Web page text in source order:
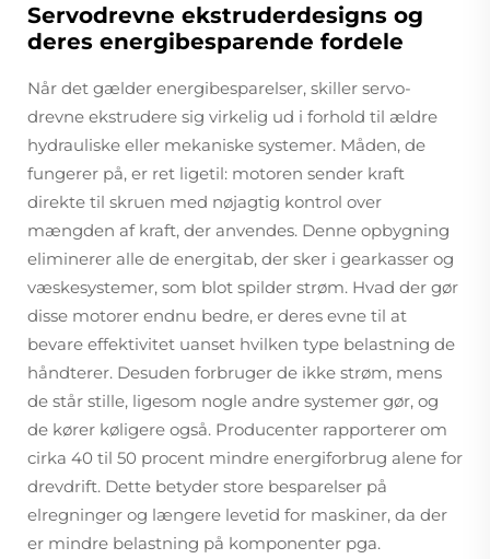
Servodrevne ekstruderdesigns og
deres energibesparende fordele
Når det gælder energibesparelser, skiller servo-
drevne ekstrudere sig virkelig ud i forhold til ældre
hydrauliske eller mekaniske systemer. Måden, de
fungerer på, er ret ligetil: motoren sender kraft
direkte til skruen med nøjagtig kontrol over
mængden af kraft, der anvendes. Denne opbygning
eliminerer alle de energitab, der sker i gearkasser og
væskesystemer, som blot spilder strøm. Hvad der gør
disse motorer endnu bedre, er deres evne til at
bevare effektivitet uanset hvilken type belastning de
håndterer. Desuden forbruger de ikke strøm, mens
de står stille, ligesom nogle andre systemer gør, og
de kører køligere også. Producenter rapporterer om
cirka 40 til 50 procent mindre energiforbrug alene for
drevdrift. Dette betyder store besparelser på
elregninger og længere levetid for maskiner, da der
er mindre belastning på komponenter pga.